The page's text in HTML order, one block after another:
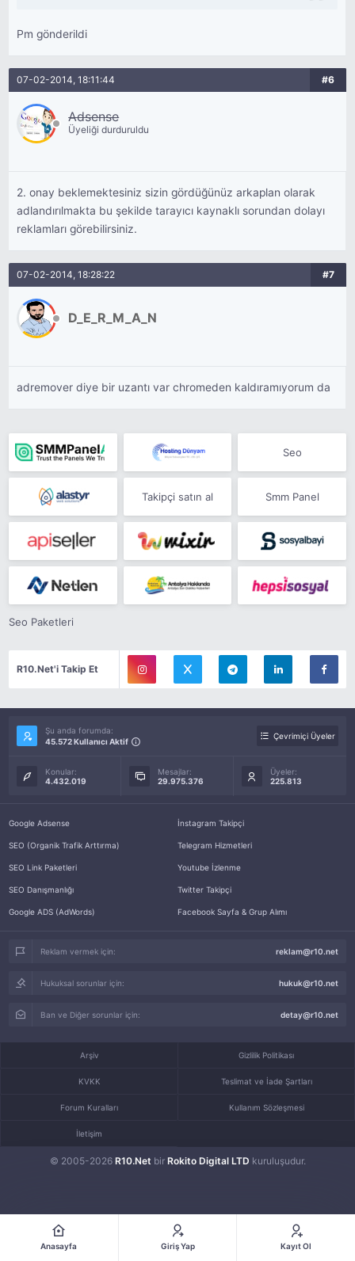
Pm gönderildi
07-02-2014, 18:11:44 #6
Adsense
Üyeliği durduruldu
2. onay beklemektesiniz sizin gördüğünüz arkaplan olarak
adlandırılmakta bu şekilde tarayıcı kaynaklı sorundan dolayı
reklamları görebilirsiniz.
07-02-2014, 18:28:22 #7
D_E_R_M_A_N
adremover diye bir uzantı var chromeden kaldıramıyorum da
Seo
Takipçi satın al Smm Panel
Seo Paketleri
R10.Net'i Takip Et
Şu anda forumda:
45.572 Kullanıcı Aktif
Çevrimiçi Üyeler
Konular:
4.432.019
Mesajlar:
29.975.376
Üyeler:
225.813
Google Adsense
SEO (Organik Trafik Arttırma)
SEO Link Paketleri
SEO Danışmanlığı
Google ADS (AdWords)
İnstagram Takipçi
Telegram Hizmetleri
Youtube İzlenme
Twitter Takipçi
Facebook Sayfa & Grup Alımı
Reklam vermek için: reklam@r10.net
Hukuksal sorunlar için: hukuk@r10.net
Ban ve Diğer sorunlar için: detay@r10.net
© 2005-2026 R10.Net bir Rokito Digital LTD kuruluşudur.
Arşiv Gizlilik Politikası
KVKK Teslimat ve İade Şartları
Forum Kuralları Kullanım Sözleşmesi
İletişim
Anasayfa Giriş Yap Kayıt Ol